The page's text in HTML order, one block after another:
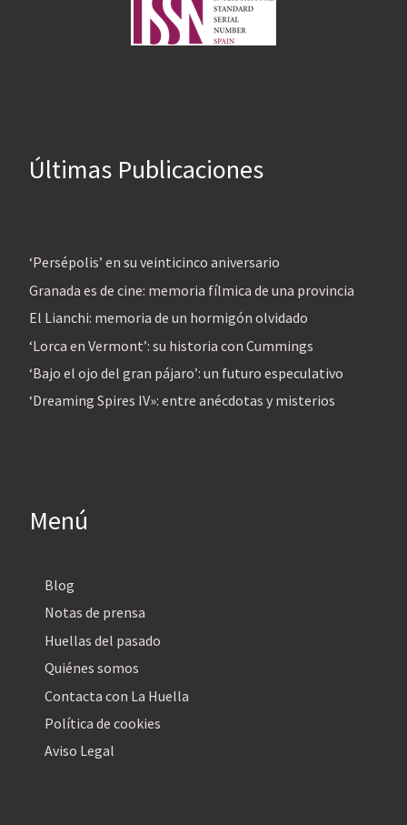
Últimas Publicaciones
‘Persépolis’ en su veinticinco aniversario
Granada es de cine: memoria fílmica de una provincia
El Lianchi: memoria de un hormigón olvidado
‘Lorca en Vermont’: su historia con Cummings
‘Bajo el ojo del gran pájaro’: un futuro especulativo
‘Dreaming Spires IV»: entre anécdotas y misterios
Menú
Blog
Notas de prensa
Huellas del pasado
Quiénes somos
Contacta con La Huella
Política de cookies
Aviso Legal